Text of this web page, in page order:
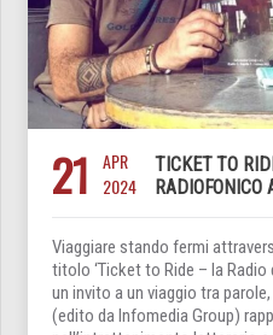
21
APR
2024
TICKET TO
RADIOFONICO
Viaggiare stando fermi
titolo ‘Ticket to Ride – la Radio
un invito a un viaggio tra
(edito da Infomedia Group)